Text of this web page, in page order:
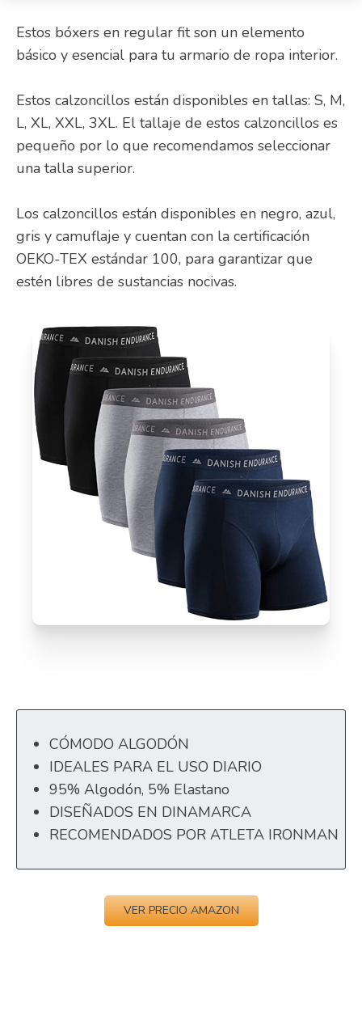
Estos bóxers en regular fit son un elemento
básico y esencial para tu armario de ropa interior.
Estos calzoncillos están disponibles en tallas: S, M,
L, XL, XXL, 3XL. El tallaje de estos calzoncillos es
pequeño por lo que recomendamos seleccionar
una talla superior.
Los calzoncillos están disponibles en negro, azul,
gris y camuflaje y cuentan con la certificación
OEKO-TEX estándar 100, para garantizar que
estén libres de sustancias nocivas.
CÓMODO ALGODÓN
IDEALES PARA EL USO DIARIO
95% Algodón, 5% Elastano
DISEÑADOS EN DINAMARCA
RECOMENDADOS POR ATLETA IRONMAN
VER PRECIO AMAZON